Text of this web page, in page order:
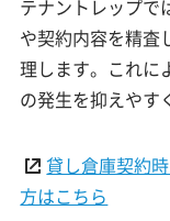
テナントレップで
や契約内容を精査
理します。これに
の発生を抑えやす
貸し倉庫契約
方はこちら